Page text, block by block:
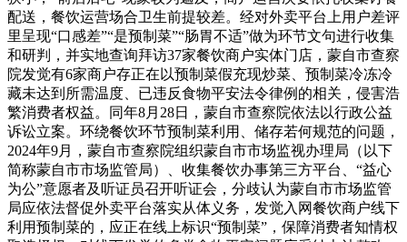
配送，餐饮运营场合卫生前提较差。经对外卖平台上用户差评
里呈现“口感差”“是预制菜”“肠胃不适”做为环节文句进行收集
和研判，并实地查询拜访37家餐饮商户实体门店，蒙自市查察
院发觉有6家商户存正在以预制菜假充现炒菜、预制菜冷冻冷
藏未达到所需温度、已违反食物平安法令律例的相关，侵害浩
繁消费者权益。同年8月28日，蒙自市查察院依法以行政公益
诉讼立案。环绕餐饮环节预制菜利用、储存若何规范的问题，
2024年9月，蒙自市查察院组织蒙自市市场监视办理局（以下
简称蒙自市市场监管局）、收集餐饮办事第三方平台、“益心
为公”意愿者及听证员召开听证会，分歧认为蒙自市市场监管
局应依法督促外卖平台落实从体义务，发觉入网餐饮商户线下
利用预制菜的，应正在线上标识“预制菜”，保障消费者知情权